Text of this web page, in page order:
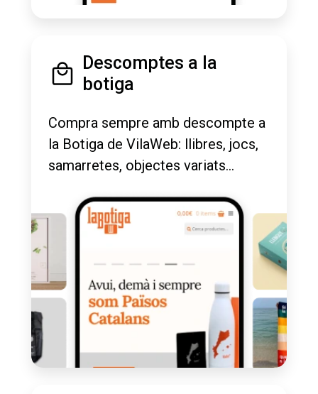
Descomptes a la
botiga
Compra sempre amb descompte a
la Botiga de VilaWeb: llibres, jocs,
samarretes, objectes variats...